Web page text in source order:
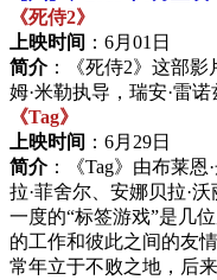
《死侍2》
上映时间 ：6月01日
简介：《死侍2》这部影
姆·米勒执导，瑞安·雷
《Tag》
上映时间 ：6月29日
简介：《Tag》由布莱恩
拉·菲舍尔、安娜贝拉·
一度的“标签游戏”是几
的工作和彼此之间的友
常年立于不败之地，后